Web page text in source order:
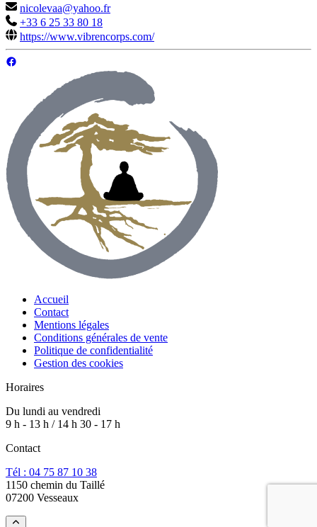
nicolevaa@yahoo.fr
+33 6 25 33 80 18
https://www.vibrencorps.com/
Accueil
Contact
Mentions légales
Conditions générales de vente
Politique de confidentialité
Gestion des cookies
Horaires
Du lundi au vendredi
9 h - 13 h / 14 h 30 - 17 h
Contact
Tél : 04 75 87 10 38
1150 chemin du Taillé
07200 Vesseaux